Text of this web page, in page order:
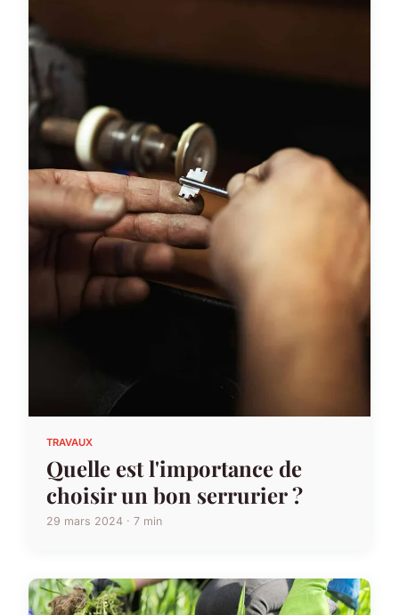
TRAVAUX
Quelle est l'importance de
choisir un bon serrurier ?
29 mars 2024 · 7 min